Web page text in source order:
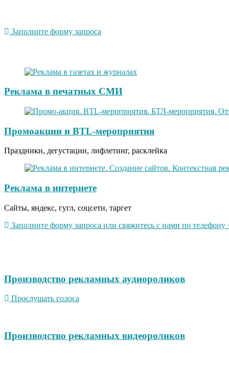
Заполните форму запроса
Реклама в печатных СМИ
Промоакции и BTL-мероприятия
Праздники, дегустации, лифлетинг, расклейка
Реклама в интернете
Сайты, яндекс, гугл, соцсети, таргет
Заполните форму запроса или свяжитесь с нами по
Производство рекламных аудиороликов
Прослушать голоса
Производство рекламных видеороликов